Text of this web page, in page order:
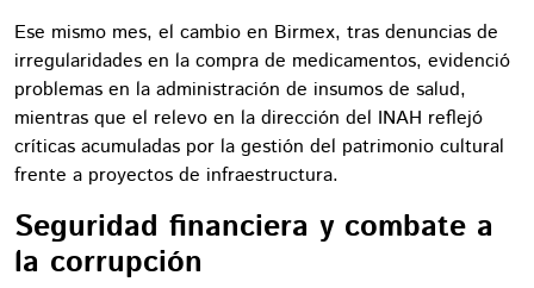
Ese mismo mes, el cambio en Birmex, tras denuncias de
irregularidades en la compra de medicamentos, evidenció
problemas en la administración de insumos de salud,
mientras que el relevo en la dirección del INAH reflejó
críticas acumuladas por la gestión del patrimonio cultural
frente a proyectos de infraestructura.
Seguridad financiera y combate a
la corrupción